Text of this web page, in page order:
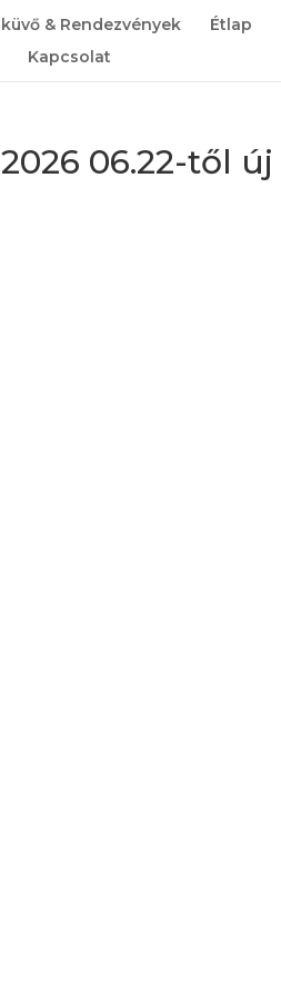
& Rendezvények Étlap
Kapcsolat
06.22-től új